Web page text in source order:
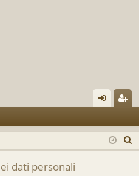
in riv
iti
e
dati personali